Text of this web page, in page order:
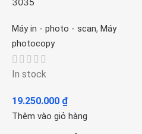
Máy in - photo - scan, Máy
photocopy
In stock
19.250.000 ₫
Thêm vào giỏ hàng